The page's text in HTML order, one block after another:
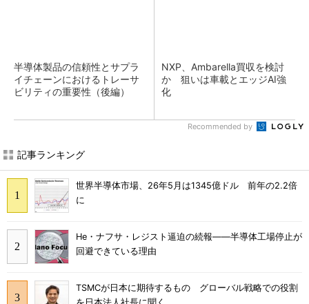
半導体製品の信頼性とサプラ
イチェーンにおけるトレーサ
ビリティの重要性（後編）
NXP、Ambarella買収を検討
か 狙いは車載とエッジAI強
化
Recommended by
記事ランキング
世界半導体市場、26年5月は1345億ドル 前年の2.2倍
に
He・ナフサ・レジスト逼迫の続報――半導体工場停止が
回避できている理由
TSMCが日本に期待するもの グローバル戦略での役割